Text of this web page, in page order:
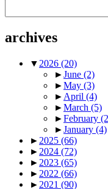
archives
▼ 2026 (20)
►June (2)
►May (3)
► April (4)
►March (5)
►February
►January (4)
► 2025 (66)
► 2024 (72)
► 2023 (65)
► 2022 (66)
► 2021 (90)